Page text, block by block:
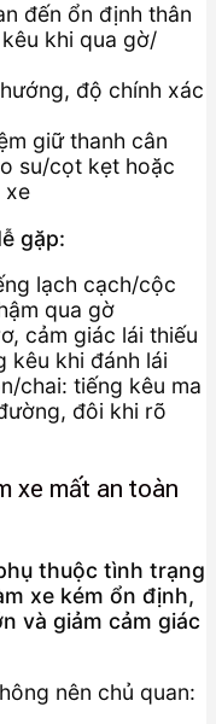
đến ổn định thân
khi qua gờ/
độ chính xác
giữ thanh cân
su/cọt kẹt hoặc
xe
gặp:
lạch cạch/cộc
qua gờ
cảm giác lái thiếu
kêu khi đánh lái
chai: tiếng kêu ma
đôi khi rõ
xe mất an toàn
thuộc tình trạng
xe kém ổn định,
và giảm cảm giác
nên chủ quan: